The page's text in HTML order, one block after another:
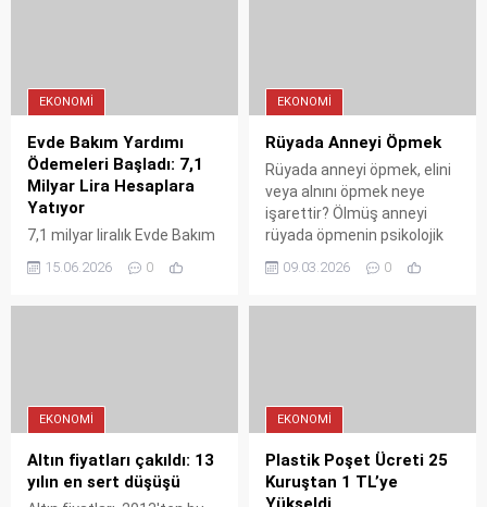
açıkladı. Seçimlerin projeler
ve hedefler üzerinden
yürütülmesi gerektiğini
vurguladı.
EKONOMI
Evde Bakım Yardımı
Ödemeleri Başladı: 7,1
Milyar Lira Hesaplara
Yatıyor
7,1 milyar liralık Evde Bakım
Bakan Göktaş, 516 bin
15.06.2026 0
EKONOMI
Rüyada Anneyi Öpmek
Rüyada anneyi öpmek, elini
veya alnını öpmek neye
işarettir? Ölmüş anneyi
rüyada öpmenin psikolojik
dua kapısı...
09.03.2026 0
EKONOMI
Altın fiyatları çakıldı: 13
yılın en sert düşüşü
EKONOMI
Plastik Poşet Ücreti 25
Kuruştan 1 TL’ye